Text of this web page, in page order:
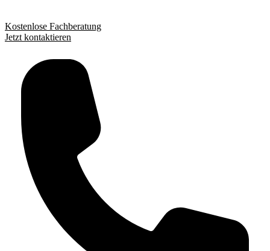
Kostenlose Fachberatung
Jetzt kontaktieren